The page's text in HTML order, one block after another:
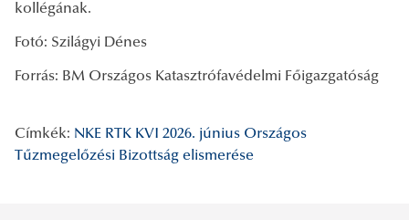
kollégának.
Fotó: Szilágyi Dénes
Forrás: BM Országos Katasztrófavédelmi Főigazgatóság
Címkék: NKE RTK KVI 2026. június Országos
Tűzmegelőzési Bizottság elismerése